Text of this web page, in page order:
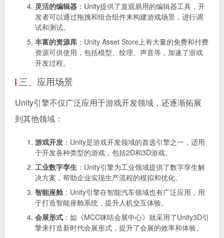
灵活的编辑器 ：Unity提供了直观易用的编辑器工具，开
发者可以通过拖拽和组合组件来构建游戏场景，进行调
试和测试。
丰富的资源库 ：Unity Asset Store上有大量的免费和付费
资源可供使用，包括模型、纹理、声音等，加速了游戏
开发过程。
三、应用场景
Unity引擎不仅广泛应用于游戏开发领域，还逐渐拓展
到其他领域：
游戏开发 ：Unity是游戏开发领域的首选引擎之一，适用
于开发各种类型的游戏，包括2D和3D游戏。
工业数字孪生 ：Unity引擎为工业领域提供了数字孪生解
决方案，帮助企业实现生产流程的模拟和优化。
智能座舱 ：Unity引擎在智能汽车领域也有广泛应用，用
于打造智能座舱系统，提升人机交互体验。
会展形式 ：如《MCC咪咕会展中心》就采用了Unity3D引
擎来打造新时代会展形式，提升了会展的效率和体验。